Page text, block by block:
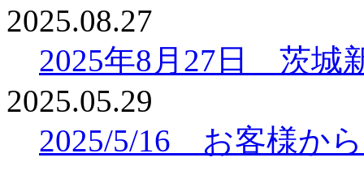
2025.08.27
2025年8月27日 茨城
2025.05.29
2025/5/16 お客様か